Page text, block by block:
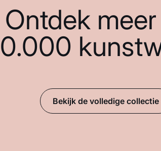
Ontdek
Bekijk de volledige collectie